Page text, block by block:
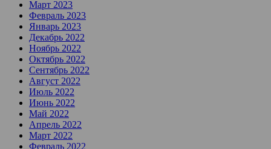
Март 2023
Февраль 2023
Январь 2023
Декабрь 2022
Ноябрь 2022
Октябрь 2022
Сентябрь 2022
Август 2022
Июль 2022
Июнь 2022
Май 2022
Апрель 2022
Март 2022
Февраль 2022